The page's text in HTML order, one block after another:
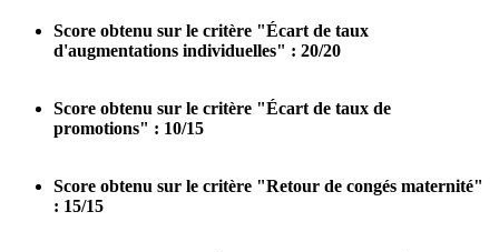
Score obtenu sur le critère "Écart de taux
d'augmentations individuelles" : 20/20
Score obtenu sur le critère "Écart de taux de
promotions" : 10/15
Score obtenu sur le critère "Retour de congés maternité"
: 15/15